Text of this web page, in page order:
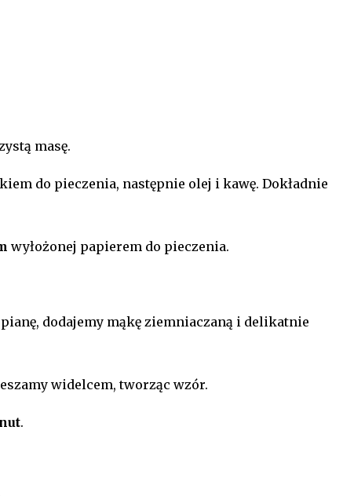
masę.
do pieczenia, następnie olej i kawę. Dokładnie
wyłożonej papierem do pieczenia.
dodajemy mąkę ziemniaczaną i delikatnie
widelcem, tworząc wzór.
.